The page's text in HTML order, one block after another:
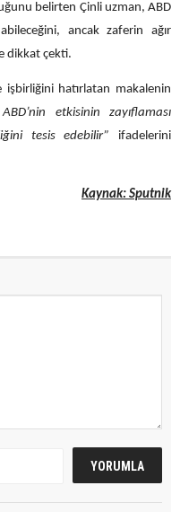
belirten Çinli uzman, ABD
ancak zaferin ağır
dikkat çekti.
hatırlatan makalenin
etkisinin zayıflaması
tesis edebilir” ifadelerini
Kaynak: Sputnik